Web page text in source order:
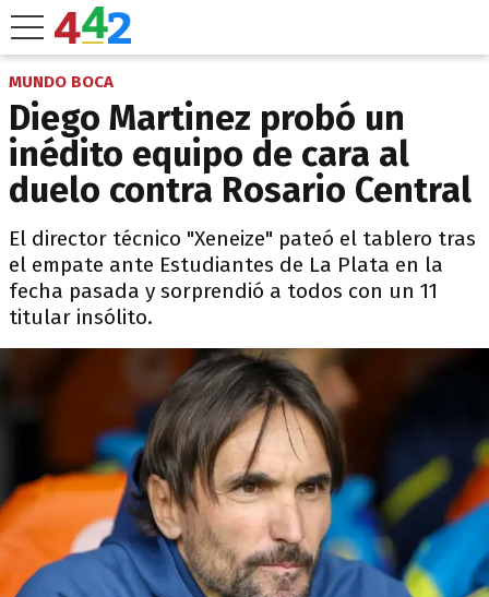
MUNDO BOCA
Diego Martinez probó un
inédito equipo de cara al
duelo contra Rosario Central
El director técnico "Xeneize" pateó el tablero tras
el empate ante Estudiantes de La Plata en la
fecha pasada y sorprendió a todos con un 11
titular insólito.